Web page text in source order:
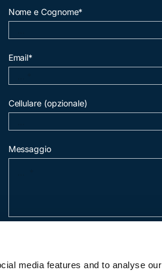
media features and to analyse our
Nome e Cognome*
Email*
Cellulare (opzionale)
Messaggio